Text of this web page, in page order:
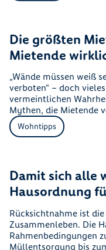
Die größten
Mietende
„Wände müssen weiß
verboten“ – doch
vermeintlichen
Mythen, die Mietende
Wohntipps
Damit sich alle
Hausordnung
Rücksichtnahme ist
Zusammenleben. Die
Rahmenbedingungen
Müllentsorgung bis